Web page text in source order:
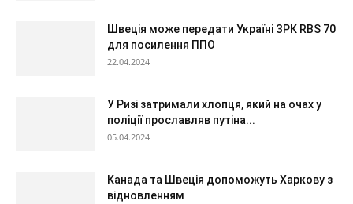
Швеція може передати Україні ЗРК RBS 70
для посилення ППО
22.04.2024
У Ризі затримали хлопця, який на очах у
поліції прославляв путіна...
05.04.2024
Канада та Швеція допоможуть Харкову з
відновленням